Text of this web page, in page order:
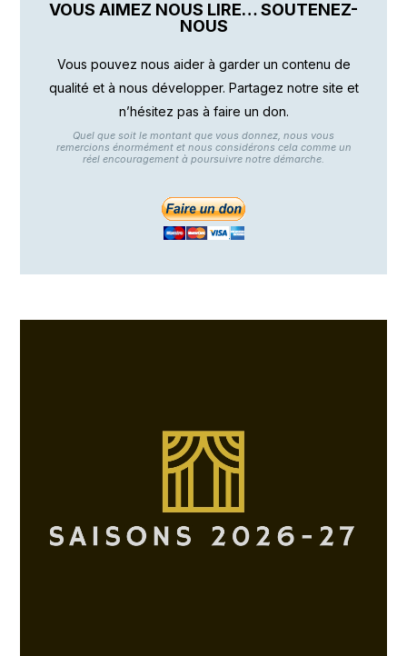
VOUS AIMEZ NOUS LIRE… SOUTENEZ-
NOUS
Vous pouvez nous aider à garder un contenu de
qualité et à nous développer. Partagez notre site et
n’hésitez pas à faire un don.
Quel que soit le montant que vous donnez, nous vous
remercions énormément et nous considérons cela comme un
réel encouragement à poursuivre notre démarche.